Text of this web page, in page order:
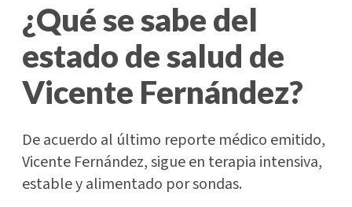
¿Qué se sabe del
estado de salud de
Vicente Fernández?
De acuerdo al último reporte médico emitido,
Vicente Fernández, sigue en terapia intensiva,
estable y alimentado por sondas.